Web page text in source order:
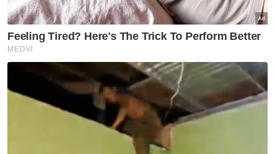
SUKAN
raih perak, cipta sejarah
baharu boling padang negara
SUKAN
Kena ada darah baru semak
VAR?